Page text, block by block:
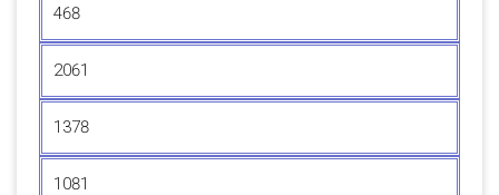
468
2061
1378
1081